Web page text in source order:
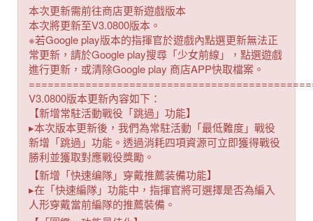
本次更新需前往商店更新遊戲版本
本次將更新至V3.0800版本。
※若Google play版本的指揮官於遊戲內點選更新無法正
常更新，請於Google play搜尋「少女前線」，點選遊戲
進行更新，或清除Google play 商店APP快取檔案。
V3.0800版本更新內容如下：
【新增常駐活動戰役「跳過」功能】
▸本次版本更新後，我們為常駐活動「最低難度」戰役
新增「跳過」功能。透過消耗四項資源可立即獲得戰役
勝利並獲取對應戰役獎勵。
【新增「快速编隊」穿戴推薦装備功能】
▸在「快速編隊」功能中，指揮官將可選擇是否為編入
人形穿戴當前編隊的推薦裝備。